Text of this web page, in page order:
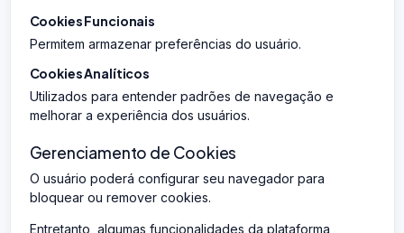
Cookies Funcionais
Permitem armazenar preferências do usuário.
Cookies Analíticos
Utilizados para entender padrões de navegação e
melhorar a experiência dos usuários.
Gerenciamento de Cookies
O usuário poderá configurar seu navegador para
bloquear ou remover cookies.
Entretanto, algumas funcionalidades da plataforma